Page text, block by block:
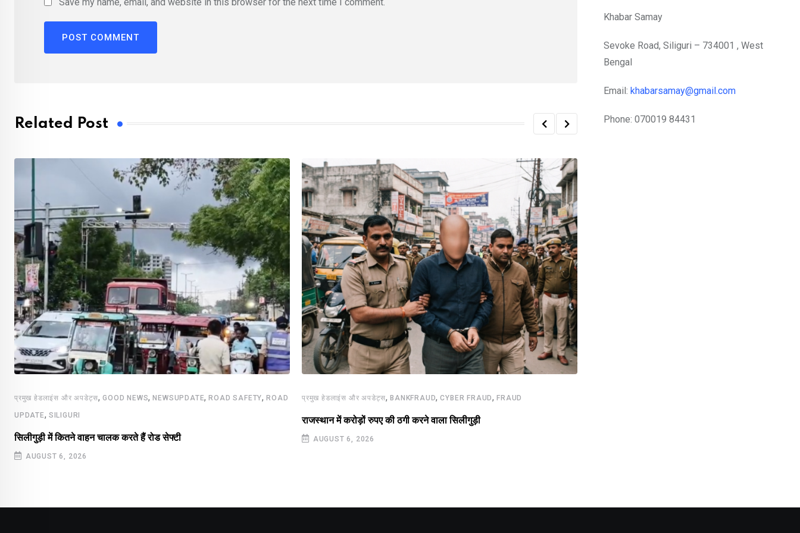
Save my name, email, and website in this browser for the next time I comment.
Related Post
प्रमुख हेडलाइंस और अपडेट्स,GOOD NEWS,NEWSUPDATE,ROAD SAFETY,ROAD
UPDATE, SILIGURI
सिलीगुड़ी में कितने वाहन चालक करते हैं रोड सेफ्टी
AUGUST 6, 2026
प्रमुख हेडलाइंस और अपडेट्स,BANKFRAUD,CYBER FRAUD,FRAUD
राजस्थान में करोड़ों रुपए की ठगी करने वाला सिलीगुड़ी
AUGUST 6, 2026
Khabar Samay
Sevoke Road, Siliguri – 734001 , West
Bengal
Email: khabarsamay@gmail.com
Phone: 070019 84431